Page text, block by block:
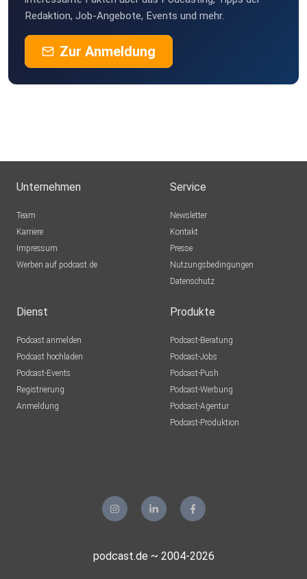
Redaktion, Job-Angebote, Events und mehr.
Zur Anmeldung
Unternehmen
Team
Karriere
Impressum
Werben auf podcast.de
Service
Newsletter
Kontakt
Presse
Nutzungsbedingungen
Datenschutz
Dienst
Podcast anmelden
Podcast hochladen
Podcast-Events
Registrierung
Anmeldung
Produkte
Podcast-Beratung
Podcast-Jobs
Podcast-Push
Podcast-Werbung
Podcast-Agentur
Podcast-Produktion
podcast.de ~ 2004-2026